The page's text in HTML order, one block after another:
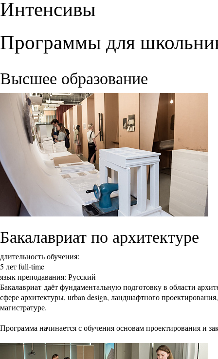
Интенсивы
Программы для
Высшее образование
Бакалавриат по архитектуре
длительность обучения:
5 лет full-time
язык преподавания: Русский
Бакалавриат даёт фундаментальную подготовку в области
сфере архитектуры, urban design, ландшафтного
магистратуре.
Программа начинается с обучения основам проектирования и